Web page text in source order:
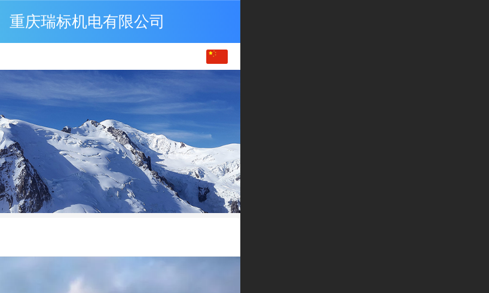
重庆瑞标机电有限公司
English
繁体